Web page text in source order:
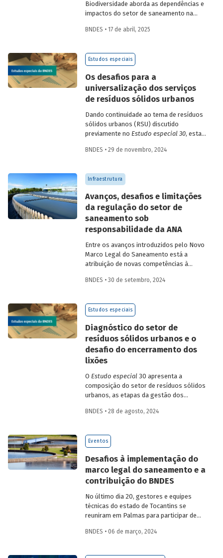
Biodiversidade aborda as dependências e
impactos do setor de saneamento na
crescimento populacional e o processo
uso ao descarte –, além de sua relação
direta com mudanças climáticas e
necessidade de ação urgente.
BNDES • 17 de abril, 2025
Estudos especiais
Os desafios para a
universalização dos serviços
de resíduos sólidos urbanos
Dando continuidade ao tema de resíduos
sólidos urbanos (RSU) discutido
previamente no Estudo especial 30, esta
características do setor que dificultam a
BNDES • 29 de novembro, 2024
Infraestrutura
Avanços, desafios e limitações
da regulação do setor de
saneamento sob
responsabilidade da ANA
Entre os avanços introduzidos pelo Novo
Marco Legal do Saneamento está a
atribuição de novas competências à
Básico (ANA) para regularização do setor.
desafios desse percurso e a importância
de superá-los.
BNDES • 30 de setembro, 2024
Estudos especiais
Diagnóstico do setor de
resíduos sólidos urbanos e o
desafio do encerramento dos
lixões
O Estudo especial30 apresenta a
composição do setor de resíduos sólidos
urbanos, as etapas da gestão dos
atual desses serviços no país no contexto
saneamento, que estabeleceu um prazo
para encerramento dos lixões – até
BNDES • 28 de agosto, 2024
Eventos
Desafios à implementação do
marco legal do saneamento e a
contribuição do BNDES
No último dia 20, gestores e equipes
técnicas do estado de Tocantins se
reuniram em Palmas para participar de
marco legal do saneamento. A melhoria
consideráveis, entre eles a promoção de
BNDES • 06 de março, 2024